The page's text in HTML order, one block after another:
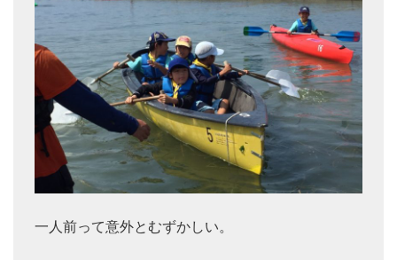
一人前って意外とむずかしい。